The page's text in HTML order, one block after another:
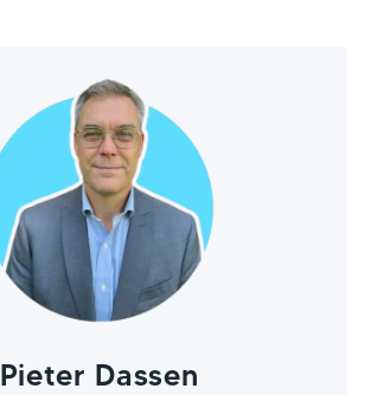
Pieter Dassen